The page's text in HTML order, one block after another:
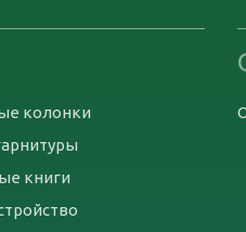
колонки
книги